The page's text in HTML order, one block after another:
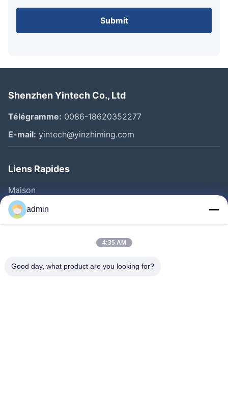
Submit
Shenzhen Yintech Co., Ltd
Télégramme: 0086-18620352277
E-mail: yintech@yinzhiming.com
Liens Rapides
Maison
Produits
Vidéos
Visite D'usine
admin
4:35 AM
Good day, what product are you looking for?